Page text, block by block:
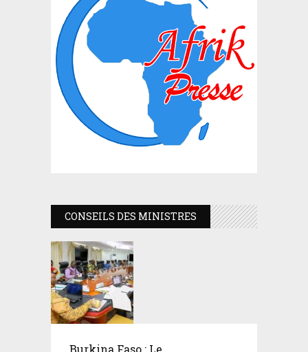
CONSEILS DES MINISTRES
Burkina Faso : Le